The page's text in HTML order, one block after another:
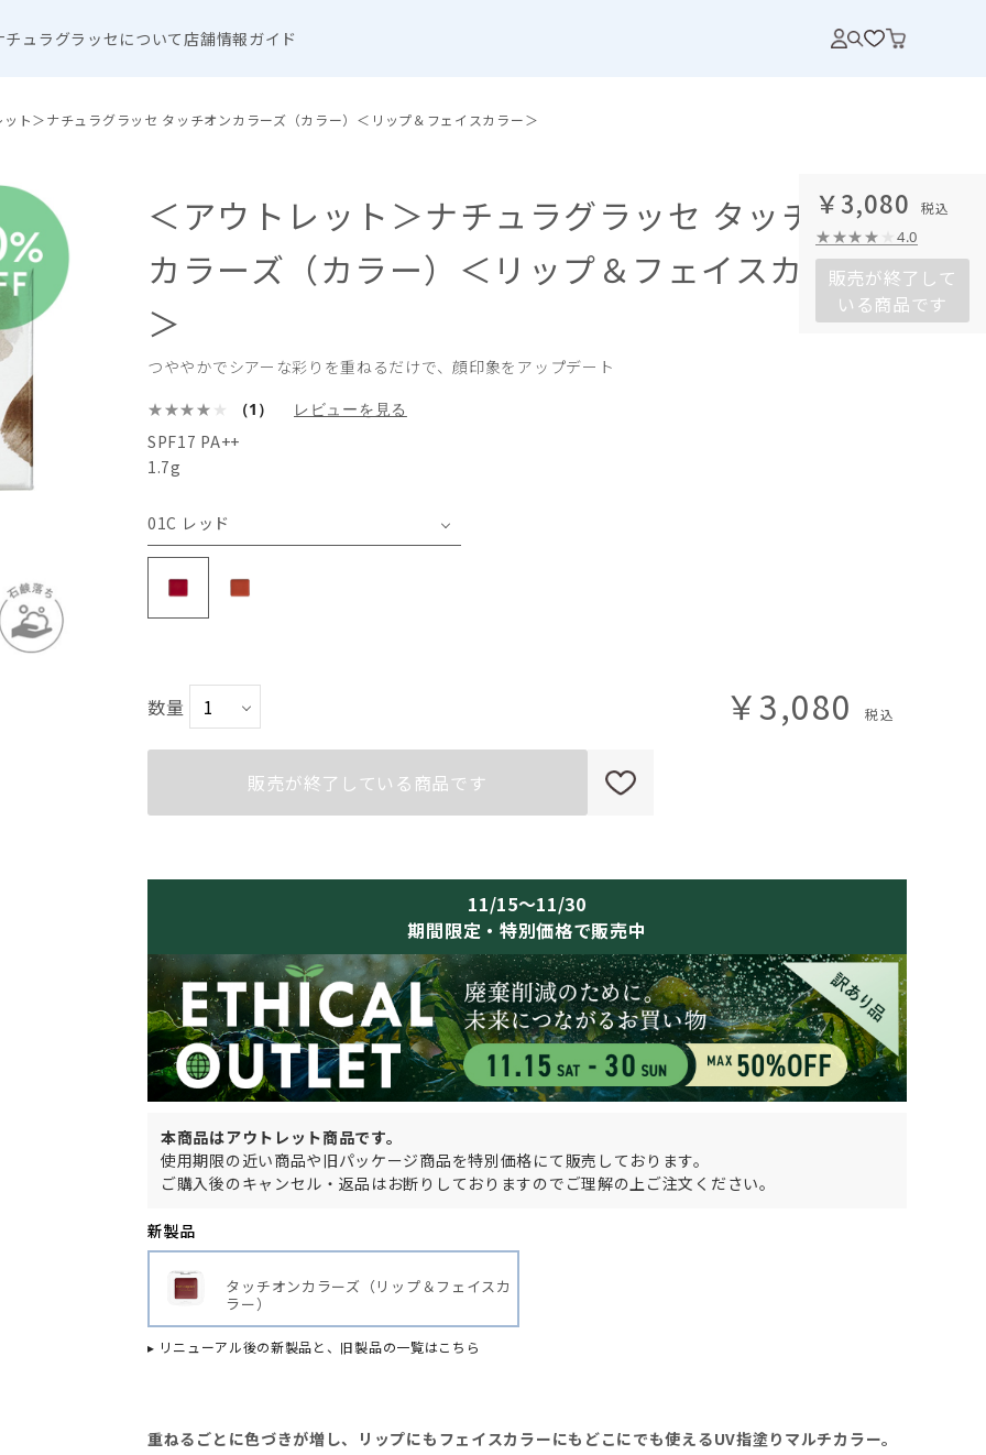
チュラグラッセについて 店舗情報ガイド
ット＞ナチュラグラッセ タッチオンカラーズ（カラー）＜リップ＆フェイスカラー＞
＜アウトレット＞ナチュラグラッセ タッチオン
カラーズ（カラー）＜リップ＆フェイスカラー
＞
つややかでシアーな彩りを重ねるだけで、顔印象をアップデート
数量 ￥3,080
（1） レビューを見る
SPF17 PA++
1.7g
01C レッド
01C レッド
販売が終了している商品です
11/15～11/30
期間限定・特別価格で販売中
本商品はアウトレット商品です。
使用期限の近い商品や旧パッケージ商品を特別価格にて販売しております。
ご購入後のキャンセル・返品はお断りしておりますのでご理解の上ご注文ください。
新製品
タッチオンカラーズ （リップ＆フェイスカ
ラー）
▸ リニューアル後の新製品と、旧製品の一覧はこちら
重ねるごとに色づきが増し、リップにもフェイスカラーにもどこにでも使えるUV指塗りマルチカラー。
￥3,080
4.0
販売が終了して
いる商品です